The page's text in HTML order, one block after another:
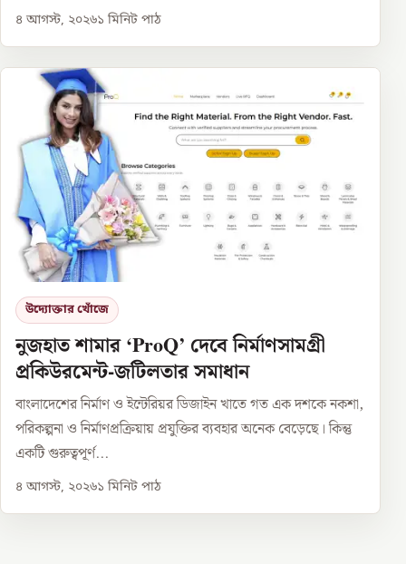
৪ আগস্ট, ২০২৬১ মিনিট পাঠ
উদ্যোক্তার খোঁজে
নুজহাত শামার ‘ProQ’ দেবে নির্মাণসামগ্রী
প্রকিউরমেন্ট-জটিলতার সমাধান
বাংলাদেশের নির্মাণ ও ইন্টেরিয়র ডিজাইন খাতে গত এক দশকে নকশা,
পরিকল্পনা ও নির্মাণপ্রক্রিয়ায় প্রযুক্তির ব্যবহার অনেক বেড়েছে। কিন্তু
একটি গুরুত্বপূর্ণ...
৪ আগস্ট, ২০২৬১ মিনিট পাঠ